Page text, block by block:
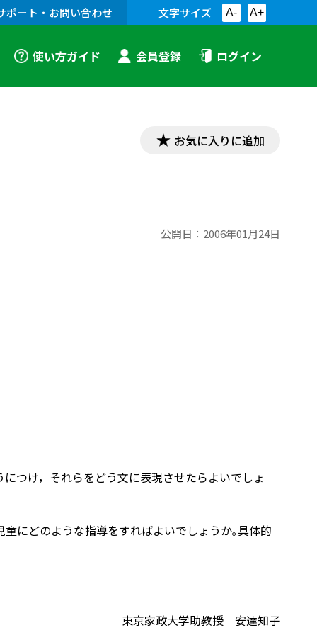
ポート・お問い合わせ 文字サイズ A- A+
使い方ガイド 会員登録 ログイン
お気に入りに追加
公開日： 2006年01月24日
つけ，それらをどう文に表現させたらよいでしょ
にどのような指導をすればよいでしょうか｡具体的
東京家政大学助教授 安達知子